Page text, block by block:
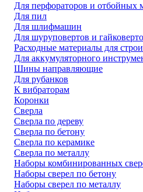
Для перфораторов и отбойных
Для пил
Для шлифмашин
Для шуруповертов и
Расходные материалы для
Для аккумуляторного
Шины направляющие
Для рубанков
К вибраторам
Коронки
Сверла
Сверла по дереву
Сверла по бетону
Сверла по керамике
Сверла по металлу
Наборы комбинированных
Наборы сверел по бетону
Наборы сверел по металлу